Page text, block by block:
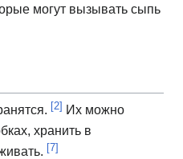
могут вызывать сыпь
[2] Их можно
хранить в
[7]